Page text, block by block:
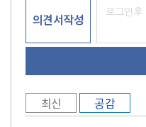
의견서작성
최신 공감